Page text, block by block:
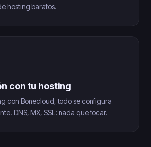
hosting baratos.
con tu hosting
con Bonecloud, todo se configura
DNS, MX, SSL: nada que tocar.